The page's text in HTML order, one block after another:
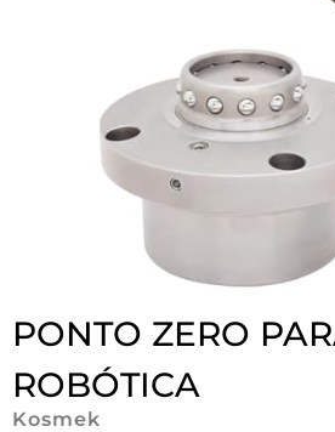
PONTO ZERO
ROBÓTICA
Kosmek